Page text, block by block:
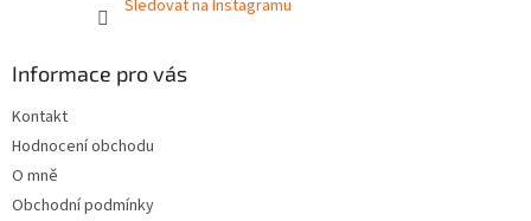
Sledovat na Instagramu
Informace pro vás
Kontakt
Hodnocení obchodu
O mně
Obchodní podmínky